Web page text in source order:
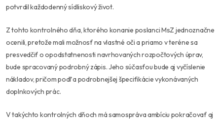
potvrdil každodenný sídliskový život.
Z tohto kontrolného dňa, ktorého konanie poslanci MsZ jednoznačne
ocenili, pretože mali možnosť na vlastné oči a priamo v teréne sa
presvedčiť o opodstatnenosti navrhovaných rozpočtových úprav,
bude spracovaný podrobný zápis. Jeho súčasťou bude aj vyčíslenie
nákladov, pričom podľa podrobnejšej špecifikácie vykonávaných
doplnkových prác.
V takýchto kontrolných dňoch má samospráva ambíciu pokračovať aj